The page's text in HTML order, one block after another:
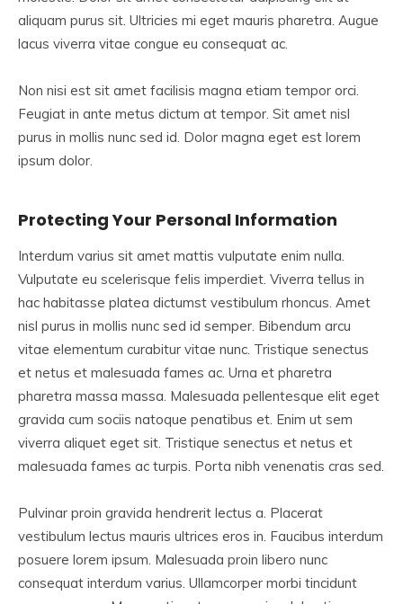
aliquam purus sit. Ultricies mi eget mauris pharetra. Augue
lacus viverra vitae congue eu consequat ac.
Non nisi est sit amet facilisis magna etiam tempor orci.
Feugiat in ante metus dictum at tempor. Sit amet nisl
purus in mollis nunc sed id. Dolor magna eget est lorem
ipsum dolor.
Protecting Your Personal Information
Interdum varius sit amet mattis vulputate enim nulla.
Vulputate eu scelerisque felis imperdiet. Viverra tellus in
hac habitasse platea dictumst vestibulum rhoncus. Amet
nisl purus in mollis nunc sed id semper. Bibendum arcu
vitae elementum curabitur vitae nunc. Tristique senectus
et netus et malesuada fames ac. Urna et pharetra
pharetra massa massa. Malesuada pellentesque elit eget
gravida cum sociis natoque penatibus et. Enim ut sem
viverra aliquet eget sit. Tristique senectus et netus et
malesuada fames ac turpis. Porta nibh venenatis cras sed.
Pulvinar proin gravida hendrerit lectus a. Placerat
vestibulum lectus mauris ultrices eros in. Faucibus interdum
posuere lorem ipsum. Malesuada proin libero nunc
consequat interdum varius. Ullamcorper morbi tincidunt